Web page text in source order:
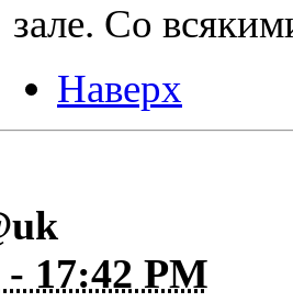
зале. Со
Наверх
- 17:42 PM